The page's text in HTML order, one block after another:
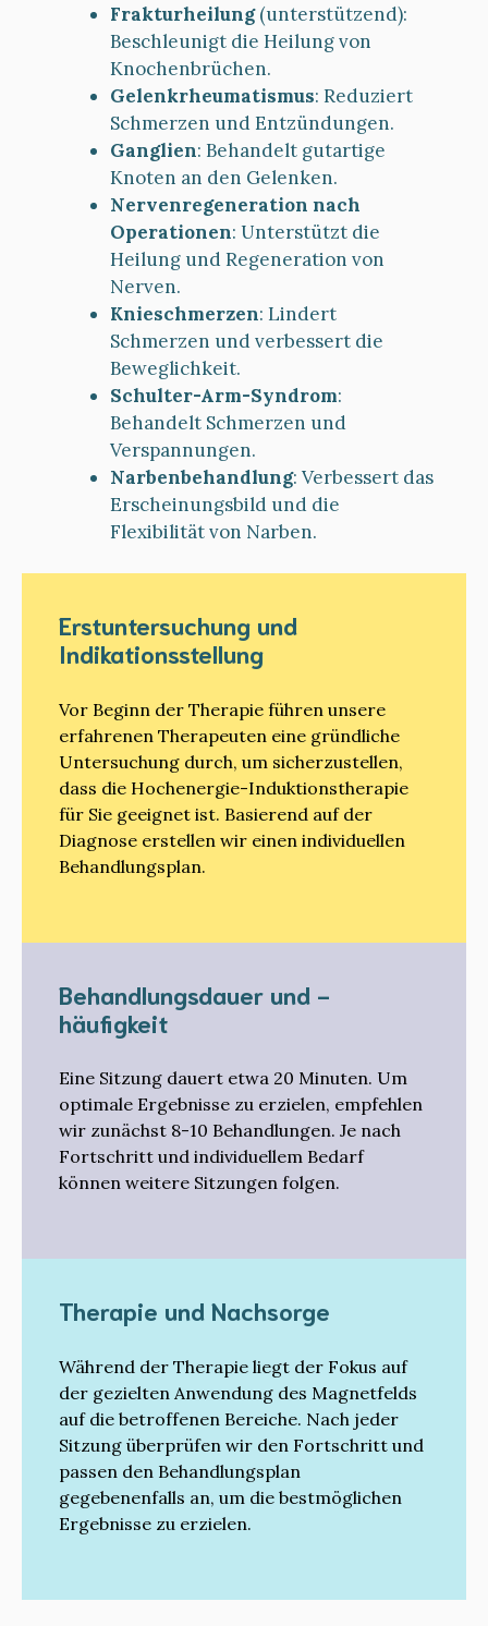
Frakturheilung(unterstützend):
Beschleunigt die Heilung von
Knochenbrüchen.
Gelenkrheumatismus: Reduziert
Schmerzen und Entzündungen.
Ganglien: Behandelt gutartige
Knoten an den Gelenken.
Nervenregeneration nach
Operationen: Unterstützt die
Heilung und Regeneration von
Nerven.
Knieschmerzen: Lindert
Schmerzen und verbessert die
Beweglichkeit.
Schulter-Arm-Syndrom:
Behandelt Schmerzen und
Verspannungen.
Narbenbehandlung: Verbessert das
Erscheinungsbild und die
Flexibilität von Narben.
Erstuntersuchung und
Indikationsstellung
Vor Beginn der Therapie führen unsere
erfahrenen Therapeuten eine gründliche
Untersuchung durch, um sicherzustellen,
dass die Hochenergie-Induktionstherapie
für Sie geeignet ist. Basierend auf der
Diagnose erstellen wir einen individuellen
Behandlungsplan.
Behandlungsdauer und -
häufigkeit
Eine Sitzung dauert etwa 20 Minuten. Um
optimale Ergebnisse zu erzielen, empfehlen
wir zunächst 8-10 Behandlungen. Je nach
Fortschritt und individuellem Bedarf
können weitere Sitzungen folgen.
Therapie und Nachsorge
Während der Therapie liegt der Fokus auf
der gezielten Anwendung des Magnetfelds
auf die betroffenen Bereiche. Nach jeder
Sitzung überprüfen wir den Fortschritt und
passen den Behandlungsplan
gegebenenfalls an, um die bestmöglichen
Ergebnisse zu erzielen.